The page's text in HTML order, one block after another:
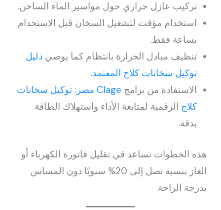
تركيب عازل حراري حول مواسير الماء الساخن.
استخدام مؤقت لتشغيل السخان قبل الاستخدام
بساعة فقط.
تنظيف مبادل الحرارة بانتظام كما يوصيدليل
توكيل سخانات كلاج المعتمد.
الاستفادة من برامج
Clage مصر: توكيل سخانات
كلاج الرقمية لمتابعة الأداء واستهلاك الطاقة
بدقة.
هذه الخطوات تساعد في تقليل فاتورة الكهرباء أو
الغاز بنسبة تصل إلى 20% سنويًا دون المساس
بدرجة الراحة.